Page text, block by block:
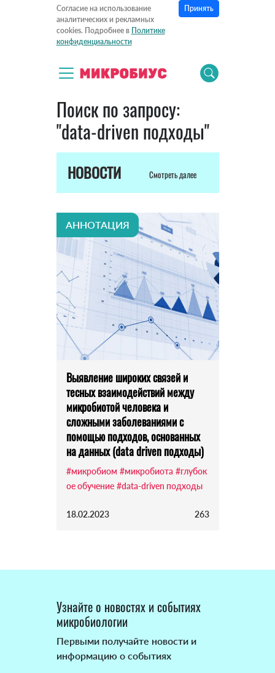
Согласие на использование
аналитических и рекламных
cookies. Подробнее в Политике
конфиденциальности
Принять
Поиск по запросу:
"data-driven подходы"
НОВОСТИ Смотреть далее
АННОТАЦИЯ
Выявление широких связей и
тесных взаимодействий между
микробиотой человека и
сложными заболеваниями с
помощью подходов, основанных
на данных (data driven подходы)
#микробиом #микробиота #глубок
ое обучение #data-driven подходы
18.02.2023 263
Узнайте о новостях и событиях
микробиологии
Первыми получайте новости и
информацию о событиях